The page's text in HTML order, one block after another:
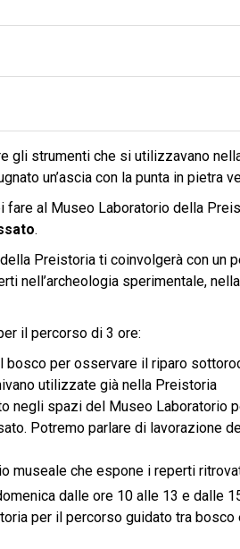
gli strumenti che si utilizzavano
un’ascia con la punta in pietra
fare al Museo Laboratorio della
.
Preistoria ti coinvolgerà con un
nell’archeologia sperimentale,
il percorso di 3 ore:
bosco per osservare il riparo
utilizzate già nella Preistoria
negli spazi del Museo Laboratorio
Potremo parlare di lavorazione
museale che espone i reperti
dalle ore 10 alle 13 e dalle
per il percorso guidato tra